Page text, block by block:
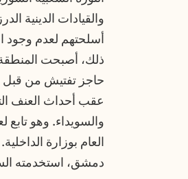
والقيادات الدينية
أسلحتهم لعدم
حاجز تفتيش من قبل
عقب أحداث العنف
والسويداء. وهو
العام بوزارة
دمشق، استخدمته